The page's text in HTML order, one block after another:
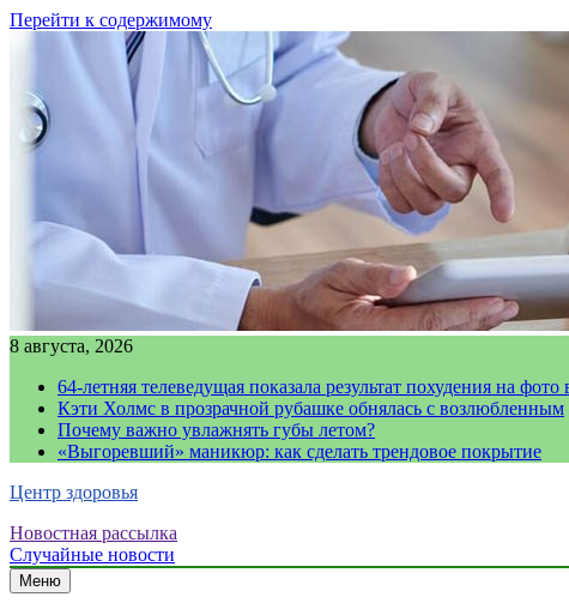
Перейти к содержимому
8 августа, 2026
64-летняя телеведущая показала результат похудения на фото
Кэти Холмс в прозрачной рубашке обнялась с возлюбленным
Почему важно увлажнять губы летом?
«Выгоревший» маникюр: как сделать трендовое покрытие
Центр здоровья
Новостная рассылка
Случайные новости
Меню